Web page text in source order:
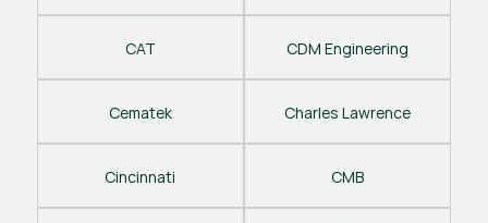
CAT CDM Engineering
Cematek Charles Lawrence
Cincinnati CMB